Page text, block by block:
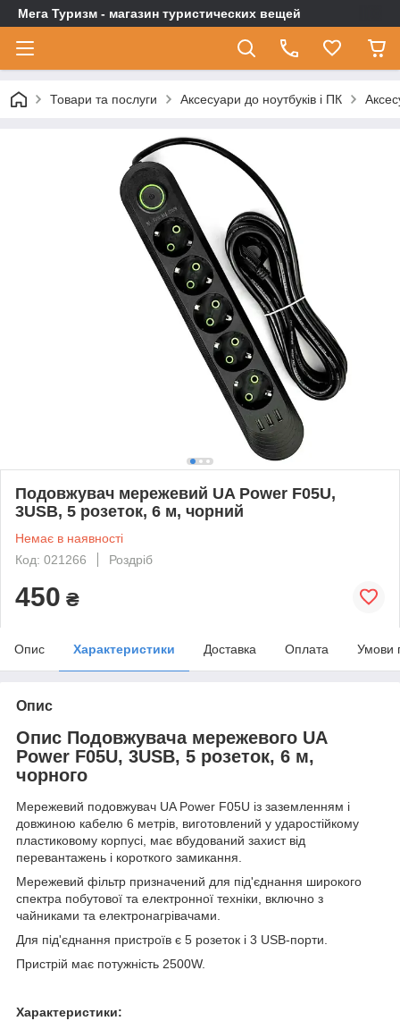
Мега Туризм - магазин туристических вещей
Товари та послуги Аксесуари до ноутбуків і ПК
Подовжувач мережевий UA Power F05U,
3USB, 5 розеток, 6 м, чорний
Немає в наявності
Код: 021266
Роздріб
450 ₴
Опис Характеристики Доставка Оплата Умови
Опис
Опис Подовжувача мережевого UA
Power F05U, 3USB, 5 розеток, 6 м,
чорного
Мережевий подовжувач UA Power F05U із заземленням і
довжиною кабелю 6 метрів, виготовлений у ударостійкому
пластиковому корпусі, має вбудований захист від
перевантажень і короткого замикання.
Мережевий фільтр призначений для під'єднання широкого
спектра побутової та електронної техніки, включно з
чайниками та електронагрівачами.
Для під'єднання пристроїв є 5 розеток і 3 USB-порти.
Пристрій має потужність 2500W.
Характеристики: